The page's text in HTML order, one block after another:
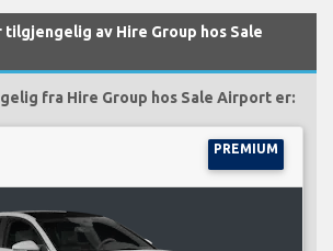
av Hire Group hos Sale
fra Hire Group hos Sale Airport er:
PREMIUM